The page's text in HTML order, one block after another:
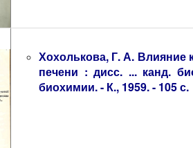
Хохолькова, Г. А. Влияние
печени : дисс. ... канд.
биохимии. - К., 1959. - 105 с.